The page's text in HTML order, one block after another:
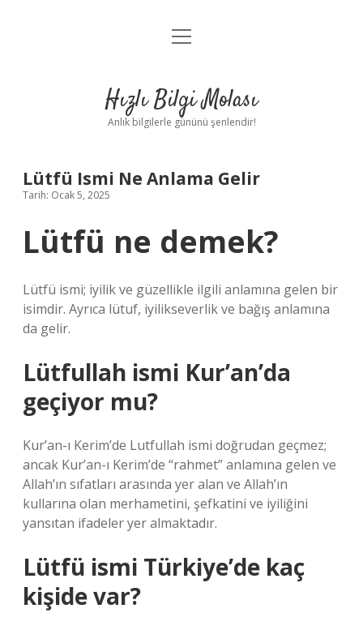
Anasayfa
Yasal Uyarı
menüyü
Hızlı Bilgi Molası
Anlık bilgilerle gününü şenlendir!
Lütfü Ismi Ne Anlama Gelir
Tarih: Ocak 5, 2025
Lütfü ne demek?
Lütfü ismi; iyilik ve güzellikle ilgili anlamına gelen bir
isimdir. Ayrıca lütuf, iyilikseverlik ve bağış anlamına
da gelir.
Lütfullah ismi Kur’an’da
geçiyor mu?
Kur’an-ı Kerim’de Lutfullah ismi doğrudan geçmez;
ancak Kur’an-ı Kerim’de “rahmet” anlamına gelen ve
Allah’ın sıfatları arasında yer alan ve Allah’ın
kullarına olan merhametini, şefkatini ve iyiliğini
yansıtan ifadeler yer almaktadır.
Lütfü ismi Türkiye’de kaç
kişide var?